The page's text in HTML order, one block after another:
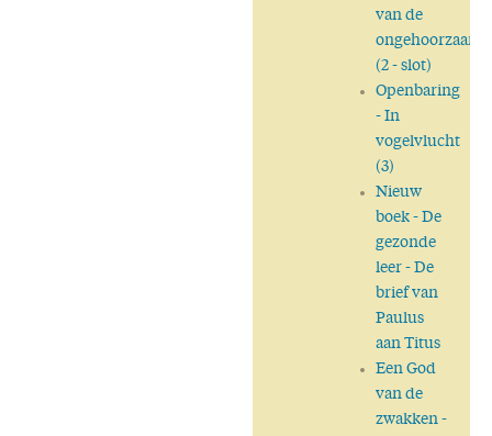
van de
(2 - slot)
Openbaring
- In
vogelvlucht
(3)
Nieuw
boek- De
gezonde
leer - De
brief van
Paulus
aan Titus
Een God
van de
zwakken-